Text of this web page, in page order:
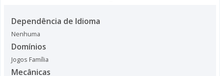
Dependência de Idioma
Nenhuma
Domínios
Jogos Família
Mecânicas